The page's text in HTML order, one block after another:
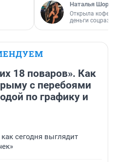
Наталья
Открыла
деньги
18 поваров». Как
с перебоями
по графику и
сегодня выглядит